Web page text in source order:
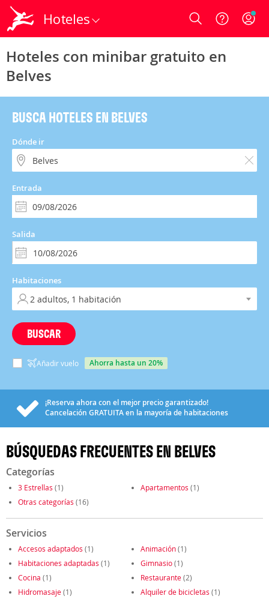
Hoteles Login
Hoteles con minibar gratuito en
Belves
BUSCA HOTELES EN BELVES
Dónde ir
Entrada
Salida
Habitaciones
BUSCAR
Añadir vuelo ahorra hasta un 20%
¡Reserva ahora con el mejor precio garantizado!
Cancelación GRATUITAen la mayoría de habitaciones
BÚSQUEDAS FRECUENTES EN BELVES
Categorías
3 Estrellas (1) Apartamentos (1)
Otras categorías (16)
Servicios
Accesos adaptados (1) Animación(1)
Habitaciones adaptadas (1) Gimnasio(1)
Cocina (1) Restaurante(2)
Hidromasaje(1) Alquiler de bicicletas (1)